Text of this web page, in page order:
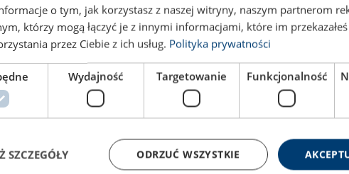
o tym, jak korzystasz z naszej witryny, naszym partnerom
którzy mogą łączyć je z innymi informacjami, które im
przez Ciebie z ich usług. Polityka prywatności
Wydajność Targetowanie Funkcjonalność
ODRZUĆ WSZYSTKIE
SZCZEGÓŁY